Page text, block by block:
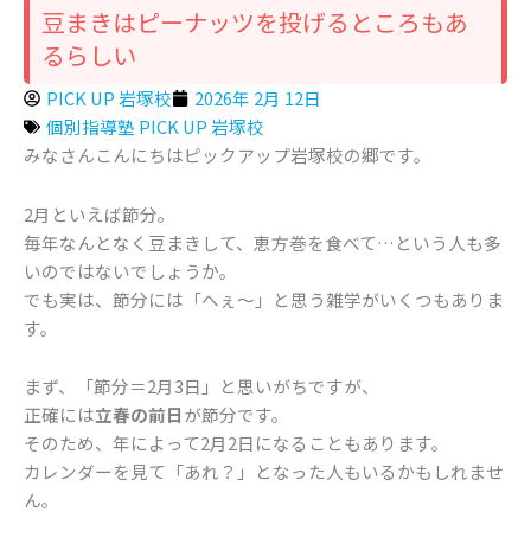
豆まきはピーナッツを投げるところもあ
るらしい
PICK UP 岩塚校
2026年 2月 12日
個別指導塾 PICK UP 岩塚校
みなさんこんにちはピックアップ岩塚校の郷です。
2月といえば節分。
毎年なんとなく豆まきして、恵方巻を食べて…という人も多
いのではないでしょうか。
でも実は、節分には「へぇ～」と思う雑学がいくつもありま
す。
まず、「節分＝2月3日」と思いがちですが、
正確には立春の前日が節分です。
そのため、年によって2月2日になることもあります。
カレンダーを見て「あれ？」となった人もいるかもしれませ
ん。